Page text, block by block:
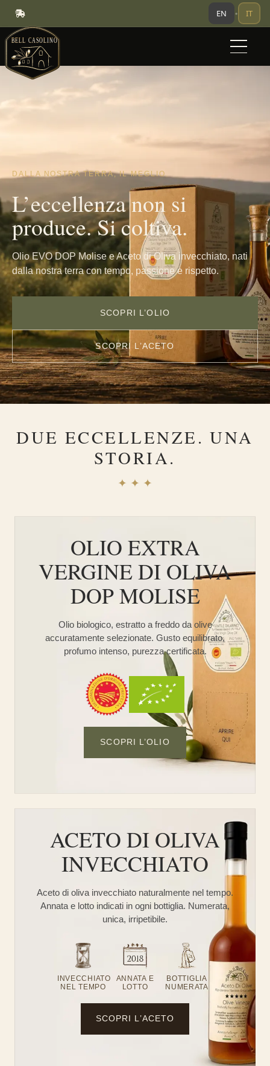
EN • IT
DALLA NOSTRA TERRA, IL MEGLIO.
L’eccellenza non si
produce. Si coltiva.
Olio EVO DOP Molise e Aceto di Oliva invecchiato, nati
dalla nostra terra con tempo, passione e rispetto.
SCOPRI L’OLIO
SCOPRI L’ACETO
DUE ECCELLENZE. UNA
STORIA.
✦ ✦ ✦
OLIO EXTRA
VERGINE DI OLIVA
DOP MOLISE
Olio biologico, estratto a freddo da olive
accuratamente selezionate. Gusto equilibrato,
profumo intenso, purezza certificata.
SCOPRI L’OLIO
ACETO DI OLIVA
INVECCHIATO
Aceto di oliva invecchiato naturalmente nel tempo.
Annata e lotto indicati in ogni bottiglia. Numerata,
unica, irripetibile.
INVECCHIATO
NEL TEMPO
ANNATA E
LOTTO
BOTTIGLIA
NUMERATA
SCOPRI L’ACETO